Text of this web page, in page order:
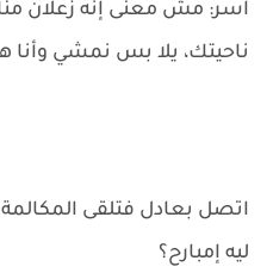
آسر: مش معنى إنه زعلان
ناحيتك، يلا بس نمشي وأنا
اتصل بعادل فتلقى
ليه إمبارح؟